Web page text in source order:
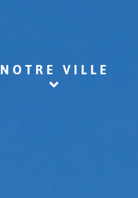
NOTRE VILLE